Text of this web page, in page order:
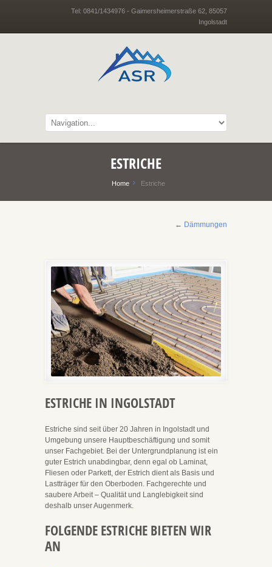
Tel: 0841/1434976 - Gaimersheimerstraße 62, 85057
Ingolstadt
ESTRICHE
Home Estriche
← Dämmungen
ESTRICHE IN INGOLSTADT
Estriche sind seit über 20 Jahren in Ingolstadt und
Umgebung unsere Hauptbeschäftigung und somit
unser Fachgebiet. Bei der Untergrundplanung ist ein
guter Estrich unabdingbar, denn egal ob Laminat,
Fliesen oder Parkett, der Estrich dient als Basis und
Lastträger für den Oberboden. Fachgerechte und
saubere Arbeit – Qualität und Langlebigkeit sind
deshalb unser Augenmerk.
FOLGENDE ESTRICHE BIETEN WIR
AN